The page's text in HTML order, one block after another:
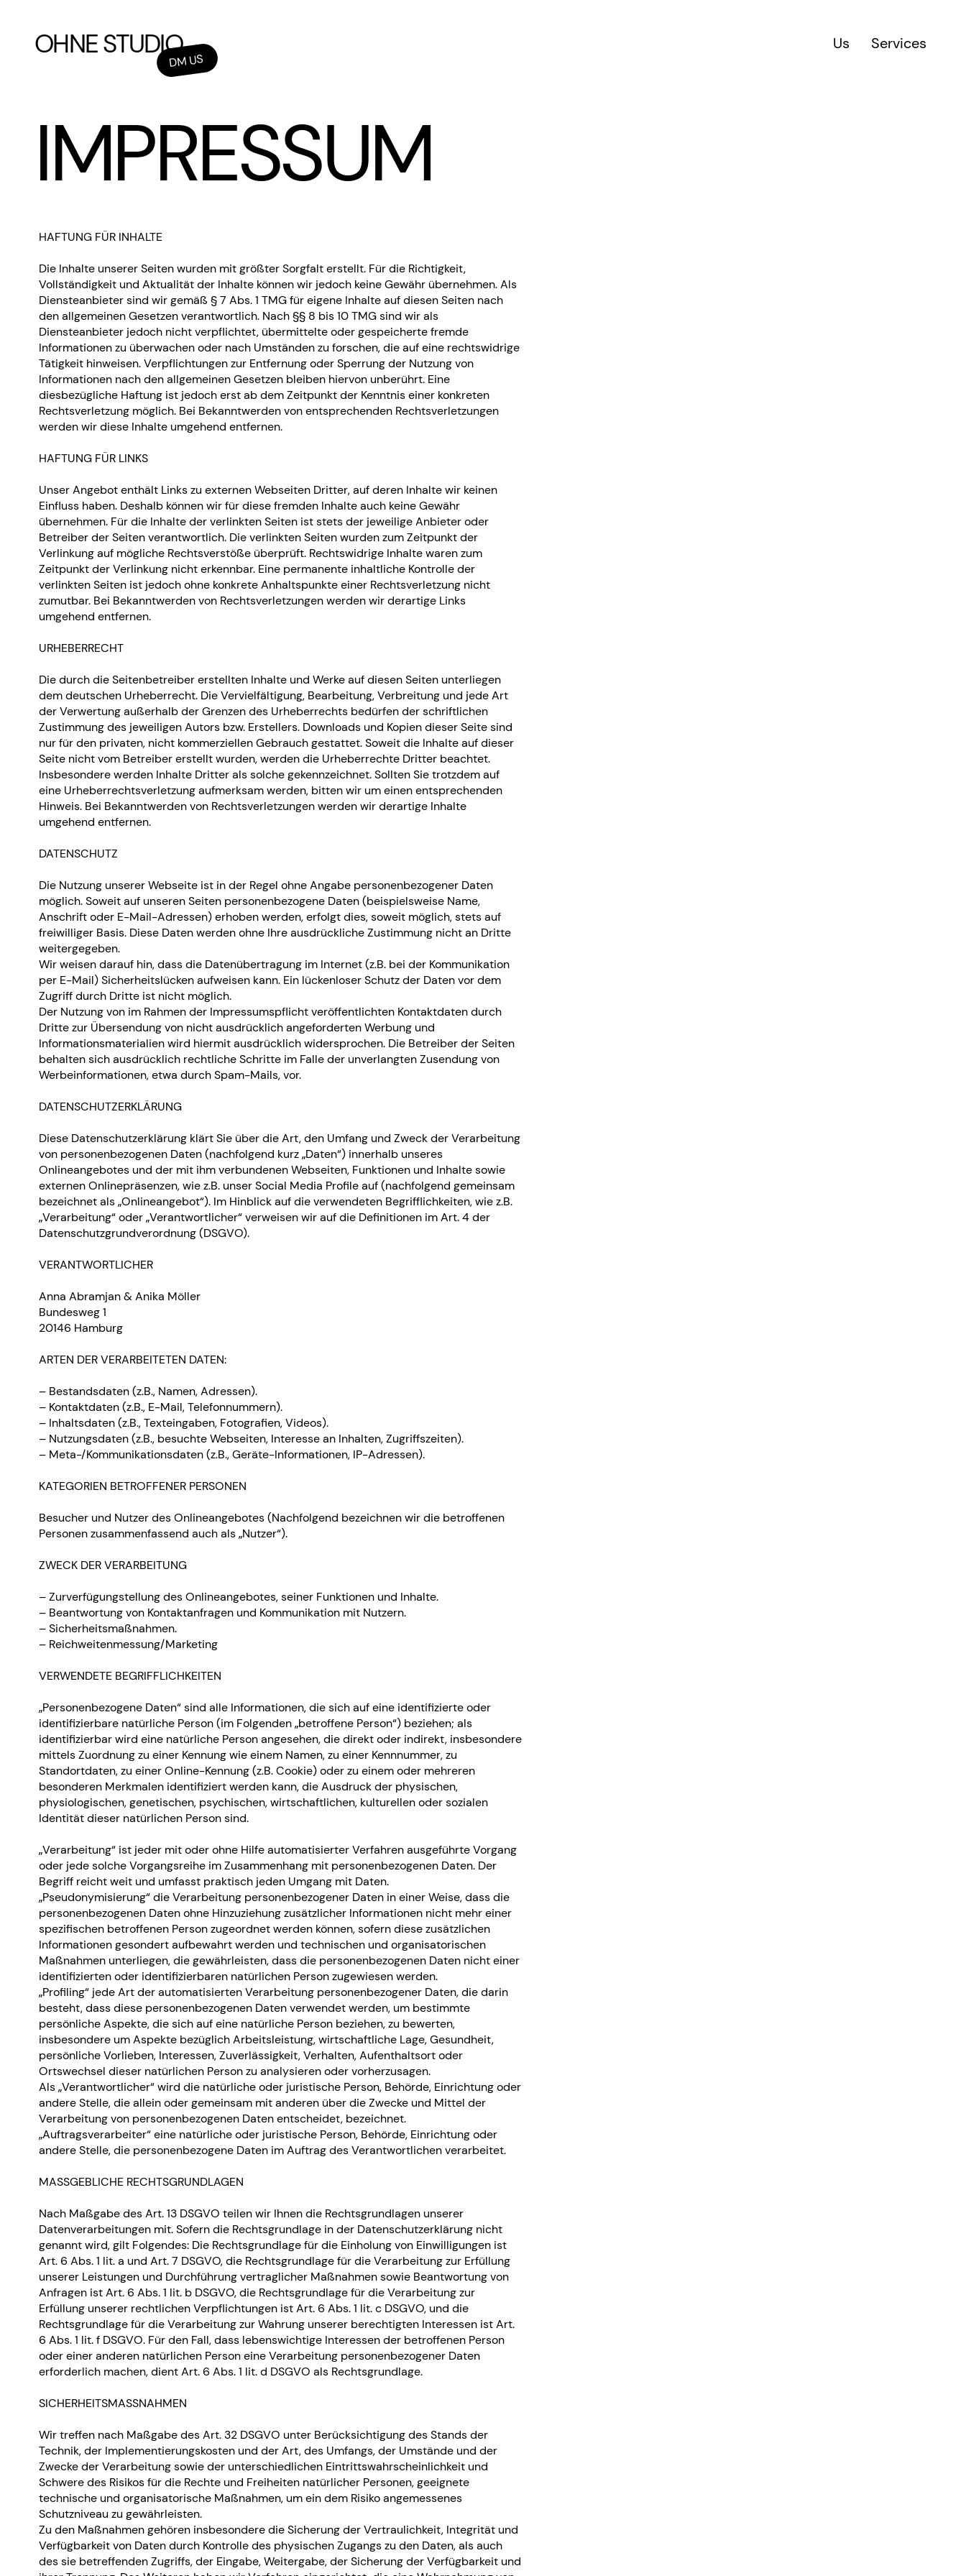
OHNE STUDIO
DM US
Us Services
IMPRESSUM
HAFTUNG FÜR INHALTE
Die Inhalte unserer Seiten wurden mit größter Sorgfalt erstellt. Für die Richtigkeit,
Vollständigkeit und Aktualität der Inhalte können wir jedoch keine Gewähr übernehmen. Als
Diensteanbieter sind wir gemäß § 7 Abs. 1 TMG für eigene Inhalte auf diesen Seiten nach
den allgemeinen Gesetzen verantwortlich. Nach §§ 8 bis 10 TMG sind wir als
Diensteanbieter jedoch nicht verpflichtet, übermittelte oder gespeicherte fremde
Informationen zu überwachen oder nach Umständen zu forschen, die auf eine rechtswidrige
Tätigkeit hinweisen. Verpflichtungen zur Entfernung oder Sperrung der Nutzung von
Informationen nach den allgemeinen Gesetzen bleiben hiervon unberührt. Eine
diesbezügliche Haftung ist jedoch erst ab dem Zeitpunkt der Kenntnis einer konkreten
Rechtsverletzung möglich. Bei Bekanntwerden von entsprechenden Rechtsverletzungen
werden wir diese Inhalte umgehend entfernen.
HAFTUNG FÜR LINKS
Unser Angebot enthält Links zu externen Webseiten Dritter, auf deren Inhalte wir keinen
Einfluss haben. Deshalb können wir für diese fremden Inhalte auch keine Gewähr
übernehmen. Für die Inhalte der verlinkten Seiten ist stets der jeweilige Anbieter oder
Betreiber der Seiten verantwortlich. Die verlinkten Seiten wurden zum Zeitpunkt der
Verlinkung auf mögliche Rechtsverstöße überprüft. Rechtswidrige Inhalte waren zum
Zeitpunkt der Verlinkung nicht erkennbar. Eine permanente inhaltliche Kontrolle der
verlinkten Seiten ist jedoch ohne konkrete Anhaltspunkte einer Rechtsverletzung nicht
zumutbar. Bei Bekanntwerden von Rechtsverletzungen werden wir derartige Links
umgehend entfernen.
URHEBERRECHT
Die durch die Seitenbetreiber erstellten Inhalte und Werke auf diesen Seiten unterliegen
dem deutschen Urheberrecht. Die Vervielfältigung, Bearbeitung, Verbreitung und jede Art
der Verwertung außerhalb der Grenzen des Urheberrechts bedürfen der schriftlichen
Zustimmung des jeweiligen Autors bzw. Erstellers. Downloads und Kopien dieser Seite sind
nur für den privaten, nicht kommerziellen Gebrauch gestattet. Soweit die Inhalte auf dieser
Seite nicht vom Betreiber erstellt wurden, werden die Urheberrechte Dritter beachtet.
Insbesondere werden Inhalte Dritter als solche gekennzeichnet. Sollten Sie trotzdem auf
eine Urheberrechtsverletzung aufmerksam werden, bitten wir um einen entsprechenden
Hinweis. Bei Bekanntwerden von Rechtsverletzungen werden wir derartige Inhalte
umgehend entfernen.
DATENSCHUTZ
Die Nutzung unserer Webseite ist in der Regel ohne Angabe personenbezogener Daten
möglich. Soweit auf unseren Seiten personenbezogene Daten (beispielsweise Name,
Anschrift oder E-Mail-Adressen) erhoben werden, erfolgt dies, soweit möglich, stets auf
freiwilliger Basis. Diese Daten werden ohne Ihre ausdrückliche Zustimmung nicht an Dritte
weitergegeben.
Wir weisen darauf hin, dass die Datenübertragung im Internet (z.B. bei der Kommunikation
per E-Mail) Sicherheitslücken aufweisen kann. Ein lückenloser Schutz der Daten vor dem
Zugriff durch Dritte ist nicht möglich.
Der Nutzung von im Rahmen der Impressumspflicht veröffentlichten Kontaktdaten durch
Dritte zur Übersendung von nicht ausdrücklich angeforderten Werbung und
Informationsmaterialien wird hiermit ausdrücklich widersprochen. Die Betreiber der Seiten
behalten sich ausdrücklich rechtliche Schritte im Falle der unverlangten Zusendung von
Werbeinformationen, etwa durch Spam-Mails, vor.
DATENSCHUTZERKLÄRUNG
Diese Datenschutzerklärung klärt Sie über die Art, den Umfang und Zweck der Verarbeitung
von personenbezogenen Daten (nachfolgend kurz „Daten“) innerhalb unseres
Onlineangebotes und der mit ihm verbundenen Webseiten, Funktionen und Inhalte sowie
externen Onlinepräsenzen, wie z.B. unser Social Media Profile auf (nachfolgend gemeinsam
bezeichnet als „Onlineangebot“). Im Hinblick auf die verwendeten Begrifflichkeiten, wie z.B.
„Verarbeitung“ oder „Verantwortlicher“ verweisen wir auf die Definitionen im Art. 4 der
Datenschutzgrundverordnung (DSGVO).
VERANTWORTLICHER
Anna Abramjan & Anika Möller
Bundesweg 1
20146 Hamburg
ARTEN DER VERARBEITETEN DATEN:
– Bestandsdaten (z.B., Namen, Adressen).
– Kontaktdaten (z.B., E-Mail, Telefonnummern).
– Inhaltsdaten (z.B., Texteingaben, Fotografien, Videos).
– Nutzungsdaten (z.B., besuchte Webseiten, Interesse an Inhalten, Zugriffszeiten).
– Meta-/Kommunikationsdaten (z.B., Geräte-Informationen, IP-Adressen).
KATEGORIEN BETROFFENER PERSONEN
Besucher und Nutzer des Onlineangebotes (Nachfolgend bezeichnen wir die betroffenen
Personen zusammenfassend auch als „Nutzer“).
ZWECK DER VERARBEITUNG
– Zurverfügungstellung des Onlineangebotes, seiner Funktionen und Inhalte.
– Beantwortung von Kontaktanfragen und Kommunikation mit Nutzern.
– Sicherheitsmaßnahmen.
– Reichweitenmessung/Marketing
VERWENDETE BEGRIFFLICHKEITEN
„Personenbezogene Daten“ sind alle Informationen, die sich auf eine identifizierte oder
identifizierbare natürliche Person (im Folgenden „betroffene Person“) beziehen; als
identifizierbar wird eine natürliche Person angesehen, die direkt oder indirekt, insbesondere
mittels Zuordnung zu einer Kennung wie einem Namen, zu einer Kennnummer, zu
Standortdaten, zu einer Online-Kennung (z.B. Cookie) oder zu einem oder mehreren
besonderen Merkmalen identifiziert werden kann, die Ausdruck der physischen,
physiologischen, genetischen, psychischen, wirtschaftlichen, kulturellen oder sozialen
Identität dieser natürlichen Person sind.
„Verarbeitung“ ist jeder mit oder ohne Hilfe automatisierter Verfahren ausgeführte Vorgang
oder jede solche Vorgangsreihe im Zusammenhang mit personenbezogenen Daten. Der
Begriff reicht weit und umfasst praktisch jeden Umgang mit Daten.
„Pseudonymisierung“ die Verarbeitung personenbezogener Daten in einer Weise, dass die
personenbezogenen Daten ohne Hinzuziehung zusätzlicher Informationen nicht mehr einer
spezifischen betroffenen Person zugeordnet werden können, sofern diese zusätzlichen
Informationen gesondert aufbewahrt werden und technischen und organisatorischen
Maßnahmen unterliegen, die gewährleisten, dass die personenbezogenen Daten nicht einer
identifizierten oder identifizierbaren natürlichen Person zugewiesen werden.
„Profiling“ jede Art der automatisierten Verarbeitung personenbezogener Daten, die darin
besteht, dass diese personenbezogenen Daten verwendet werden, um bestimmte
persönliche Aspekte, die sich auf eine natürliche Person beziehen, zu bewerten,
insbesondere um Aspekte bezüglich Arbeitsleistung, wirtschaftliche Lage, Gesundheit,
persönliche Vorlieben, Interessen, Zuverlässigkeit, Verhalten, Aufenthaltsort oder
Ortswechsel dieser natürlichen Person zu analysieren oder vorherzusagen.
Als „Verantwortlicher“ wird die natürliche oder juristische Person, Behörde, Einrichtung oder
andere Stelle, die allein oder gemeinsam mit anderen über die Zwecke und Mittel der
Verarbeitung von personenbezogenen Daten entscheidet, bezeichnet.
„Auftragsverarbeiter“ eine natürliche oder juristische Person, Behörde, Einrichtung oder
andere Stelle, die personenbezogene Daten im Auftrag des Verantwortlichen verarbeitet.
MASSGEBLICHE RECHTSGRUNDLAGEN
Nach Maßgabe des Art. 13 DSGVO teilen wir Ihnen die Rechtsgrundlagen unserer
Datenverarbeitungen mit. Sofern die Rechtsgrundlage in der Datenschutzerklärung nicht
genannt wird, gilt Folgendes: Die Rechtsgrundlage für die Einholung von Einwilligungen ist
Art. 6 Abs. 1 lit. a und Art. 7 DSGVO, die Rechtsgrundlage für die Verarbeitung zur Erfüllung
unserer Leistungen und Durchführung vertraglicher Maßnahmen sowie Beantwortung von
Anfragen ist Art. 6 Abs. 1 lit. b DSGVO, die Rechtsgrundlage für die Verarbeitung zur
Erfüllung unserer rechtlichen Verpflichtungen ist Art. 6 Abs. 1 lit. c DSGVO, und die
Rechtsgrundlage für die Verarbeitung zur Wahrung unserer berechtigten Interessen ist Art.
6 Abs. 1 lit. f DSGVO. Für den Fall, dass lebenswichtige Interessen der betroffenen Person
oder einer anderen natürlichen Person eine Verarbeitung personenbezogener Daten
erforderlich machen, dient Art. 6 Abs. 1 lit. d DSGVO als Rechtsgrundlage.
SICHERHEITSMASSNAHMEN
Wir treffen nach Maßgabe des Art. 32 DSGVO unter Berücksichtigung des Stands der
Technik, der Implementierungskosten und der Art, des Umfangs, der Umstände und der
Zwecke der Verarbeitung sowie der unterschiedlichen Eintrittswahrscheinlichkeit und
Schwere des Risikos für die Rechte und Freiheiten natürlicher Personen, geeignete
technische und organisatorische Maßnahmen, um ein dem Risiko angemessenes
Schutzniveau zu gewährleisten.
Zu den Maßnahmen gehören insbesondere die Sicherung der Vertraulichkeit, Integrität und
Verfügbarkeit von Daten durch Kontrolle des physischen Zugangs zu den Daten, als auch
des sie betreffenden Zugriffs, der Eingabe, Weitergabe, der Sicherung der Verfügbarkeit und